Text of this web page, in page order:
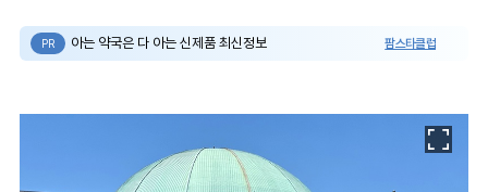
PR 아는 약국은 다 아는 신제품 최신정보 팜스타클럽